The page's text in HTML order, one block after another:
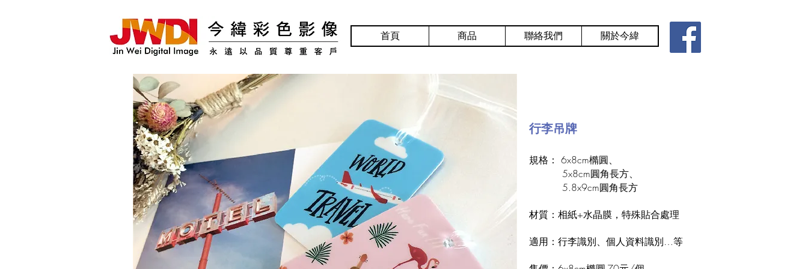
首頁 商品 聯絡我們 關於今緯
行李吊牌
規格： 6x8cm橢圓、
5x8cm圓角長方、
5.8x9cm圓角長方
材質：相紙+水晶膜，特殊貼合處理
適用：行李識別、個人資料識別…等